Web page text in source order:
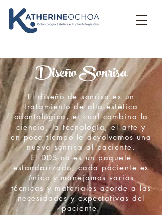
Diseño Sonrisa
El diseño de sonrisa es un
tratamiento de alta estética
odontológica, el cual combina la
ciencia, la tecnología, el arte y
en poco tiempo le devolvemos una
nueva sonrisa al paciente.
El DDS no es un paquete
estandarizado, cada paciente es
único y manejamos varias
técnicas y materiales acorde a las
necesidades y expectativas del
paciente.